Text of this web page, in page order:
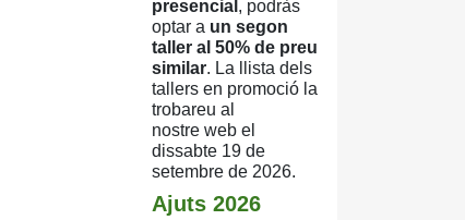
presencial , podràs
optar a un segon
taller al 50% de preu
similar. La llista dels
tallers en promoció la
trobareu al
nostre web el
dissabte 19 de
setembre de 2026.
Ajuts 2026